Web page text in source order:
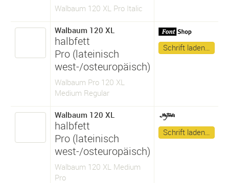
Walbaum 120 XL Pro Italic
Walbaum 120 XL
halbfett
Pro (lateinisch
west-/osteuropäisch)
Walbaum Pro 120 XL
Medium Regular
Schrift laden…
Walbaum 120 XL
halbfett
Pro (lateinisch
west-/osteuropäisch)
Walbaum 120 XL Medium
Pro
Schrift laden…